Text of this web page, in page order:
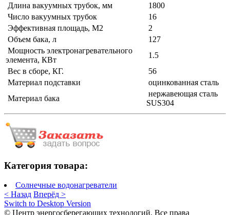
Длина вакуумных трубок, мм
1800
Число вакуумных трубок
16
Эффективная площадь, М2
2
Объем бака, л
127
Мощность электронагревательного
элемента, КВт
1.5
Вес в сборе, КГ.
56
Материал подставки
оцинкованная сталь
Материал бака
нержавеющая сталь
SUS304
Категория товара:
Солнечные водонагреватели
< Назад Вперёд >
Switch to Desktop Version
© Центр энергосберегающих технологий. Все права